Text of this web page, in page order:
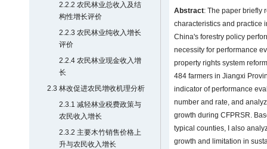
2.2.2 农民林业总收入及结
构性增长评价
2.2.3 农民林业纯收入增长
评价
2.2.4 农民林业现金收入增
长
2.3 林改促进农民增收机理分析
2.3.1 减轻林业税费政策与
农民收入增长
2.3.2 主要木竹销售价格上
升与农民收入增长
Abstract: The paper briefly
characteristics and practice
China's forestry policy
necessity for performance
property rights system
484 farmers in Jiangxi
indicator of performance
number and rate, and
growth during CFPRSR.
typical counties, I also
growth and limitation in